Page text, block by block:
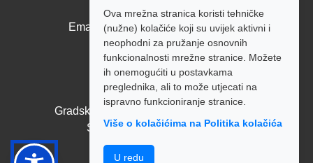
Ova mrežna stranica koristi tehničke
(nužne) kolačiće koji su uvijek aktivni i
neophodni za pružanje osnovnih
funkcionalnosti mrežne stranice. Možete
ih onemogućiti u postavkama
preglednika, ali to može utjecati na
ispravno funkcioniranje stranice.
Više o kolačićima na Politika kolačića
U redu
Tel: +385 44 526 166
Email: tajnistvo@sisackivodovod.hr
Politika kolačića
Radno vrijeme:
Pon - Pet: 7:00 - 14:00
Gradska blagajna: Pon - Pet: 7:00 - 14:00
Subota i nedjelja: Zatvoreno
Politika privatnosti